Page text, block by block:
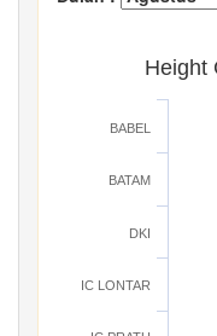
Height
BABEL
BATAM
DKI
IC LONTAR